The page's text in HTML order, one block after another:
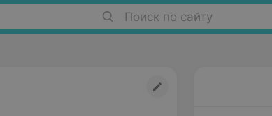
Поиск по сайту